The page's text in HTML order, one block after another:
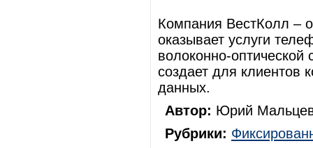
Компания ВестКолл –
оказывает услуги
волоконно-оптической
создает для клиентов
данных.
Автор: Юрий
Рубрики: